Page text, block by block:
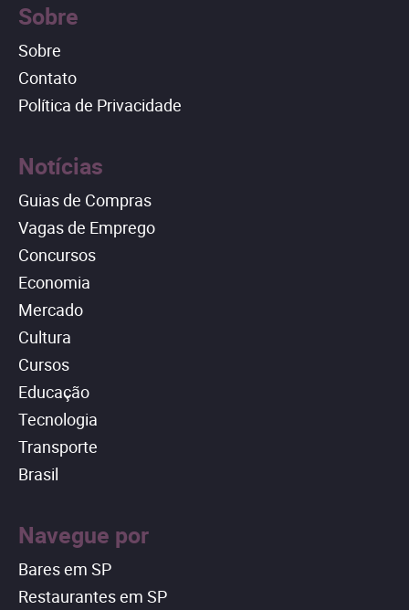
Sobre
Sobre
Contato
Política de Privacidade
Notícias
Guias de Compras
Vagas de Emprego
Concursos
Economia
Mercado
Cultura
Cursos
Educação
Tecnologia
Transporte
Brasil
Navegue por
Bares em SP
Restaurantes em SP